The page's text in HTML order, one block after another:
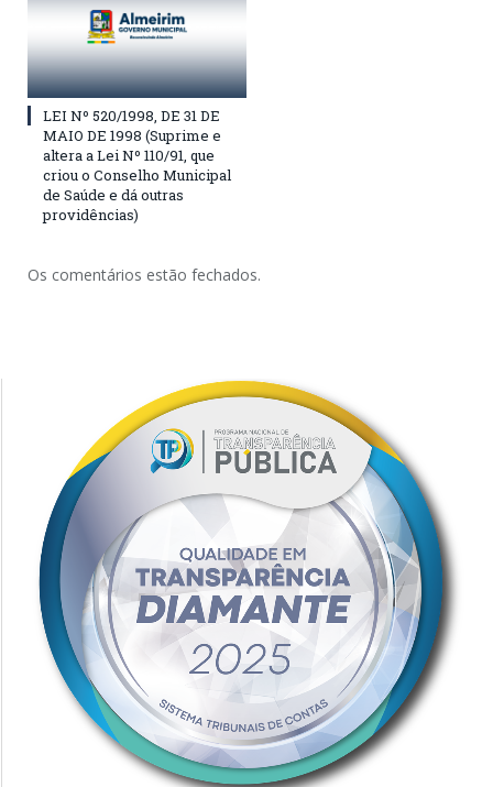
LEI Nº 520/1998, DE 31 DE
MAIO DE 1998 (Suprime e
altera a Lei Nº 110/91, que
criou o Conselho Municipal
de Saúde e dá outras
providências)
Os comentários estão fechados.